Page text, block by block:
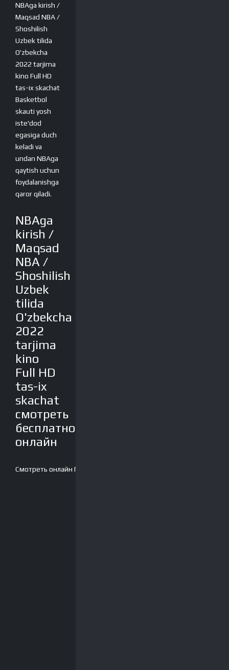
NBAga kirish /
Maqsad NBA /
Shoshilish
Uzbek tilida
O'zbekcha
2022 tarjima
kino Full HD
tas-ix skachat
Basketbol
skauti yosh
iste'dod
egasiga duch
keladi va
undan NBAga
qaytish uchun
foydalanishga
qaror qiladi.
NBAga
kirish /
Maqsad
NBA /
Shoshilish
Uzbek
tilida
O'zbekcha
2022
tarjima
kino
Full HD
tas-ix
skachat
смотреть
бесплатно
онлайн
Смотреть онлайн Плеер-2